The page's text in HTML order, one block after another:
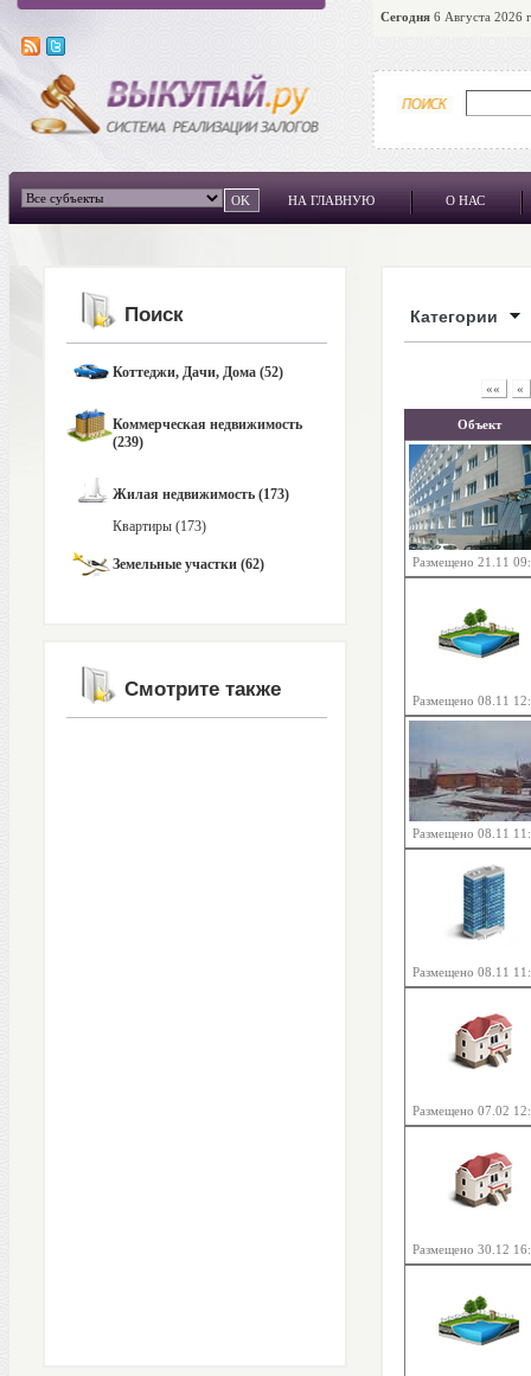
Сегодня 6 Августа 2026
НА ГЛАВНУЮ О НАС
Поиск
Коттеджи, Дачи, Дома (52)
Коммерческая недвижимость
(239)
Жилая недвижимость (173)
Квартиры (173)
Земельные участки (62)
Смотрите также
Категории
«« «
Объект
Размещено 21.11
Размещено 08.11
Размещено 08.11
Размещено 08.11
Размещено 07.02
Размещено 30.12